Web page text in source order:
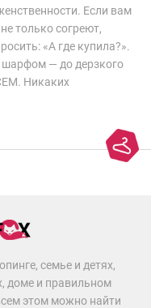
Если вам
только согреют,
«А где купила?».
шарфом — до дерзкого
Никаких
семье и детях,
доме и правильном
этом можно найти